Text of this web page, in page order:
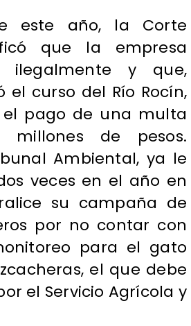
este año, la Corte
que la empresa
ilegalmente y que,
el curso del Río Rocín,
el pago de una multa
de pesos.
Ambiental, ya le
veces en el año en
su campaña de
por no contar con
para el gato
el que debe
el Servicio Agrícola y